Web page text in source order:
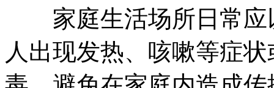
家庭生活场所日常应
人出现发热、咳嗽等症